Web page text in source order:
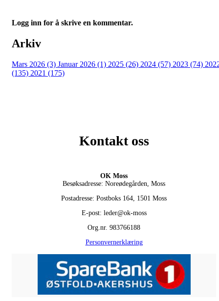
Logg inn for å skrive en kommentar.
Arkiv
Mars 2026 (3) Januar 2026 (1) 2025 (26) 2024 (57) 2023 (74)
(135) 2021 (175)
Kontakt oss
OK Moss
Besøksadresse: Noreødegården, Moss
Postadresse: Postboks 164, 1501 Moss
E-post: leder@ok-moss
Org.nr. 983766188
Personvernerklæring